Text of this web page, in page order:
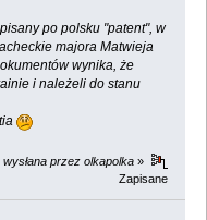
po polsku "patent", w
majora Matwieja
wynika, że
i należeli do stanu
przez olkapolka »
Zapisane